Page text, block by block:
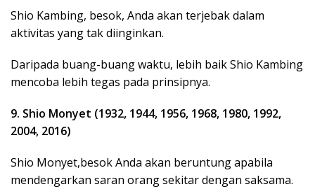
Shio Kambing, besok, Anda akan terjebak dalam
aktivitas yang tak diinginkan.
Daripada buang-buang waktu, lebih baik Shio Kambing
mencoba lebih tegas pada prinsipnya.
9. Shio Monyet (1932, 1944, 1956, 1968, 1980, 1992,
2004, 2016)
Shio Monyet,besok Anda akan beruntung apabila
mendengarkan saran orang sekitar dengan saksama.